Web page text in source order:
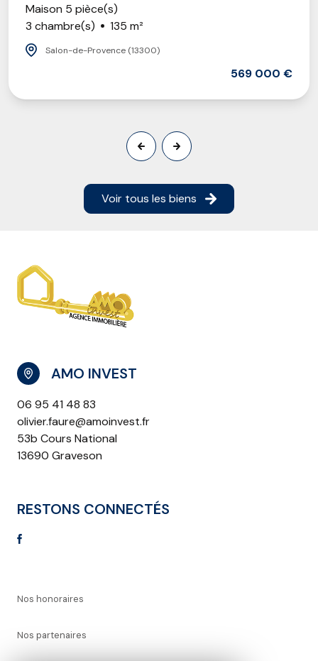
Maison 5 pièce(s)
3 chambre(s)
135 m²
Salon-de-Provence (13300)
569 000 €
Voir tous les biens
AMO INVEST
06 95 41 48 83
olivier.faure@amoinvest.fr
53b Cours National
13690 Graveson
RESTONS CONNECTÉS
Nos honoraires
Nos partenaires